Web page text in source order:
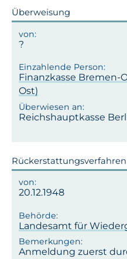
Überweisung
Finanzkasse Bremen-
Ost)
Reichshauptkasse
Rückerstattungsverfahren
20.12.1948
Landesamt für
Anmeldung zuerst